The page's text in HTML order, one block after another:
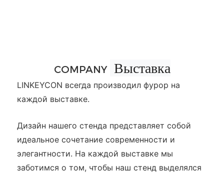
COMPANY Выставка
LINKEYCON всегда производил фурор на
каждой выставке.
Дизайн нашего стенда представляет собой
идеальное сочетание современности и
элегантности. На каждой выставке мы
заботимся о том, чтобы наш стенд выделялся